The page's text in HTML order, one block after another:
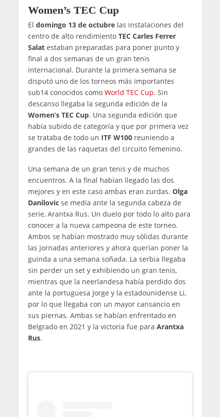
Women’s TEC Cup
El domingo 13 de octubrelas instalaciones del
centro de alto rendimiento TEC Carles Ferrer
Salatestaban preparadas para poner punto y
final a dos semanas de un gran tenis
internacional. Durante la primera semana se
disputó uno de los torneos más importantes
sub14 conocidos como World TEC Cup. Sin
descanso llegaba la segunda edición de la
Women’s TEC Cup. Una segunda edición que
había subido de categoría y que por primera vez
se trataba de todo un ITF W100reuniendo a
grandes de las raquetas del circuito femenino.
Una semana de un gran tenis y de muchos
encuentros. A la final habían llegado las dos
mejores y en este caso ambas eran zurdas. Olga
Danilovicse medía ante la segunda cabeza de
serie, Arantxa Rus. Un duelo por todo lo alto para
conocer a la nueva campeona de este torneo.
Ambos se habían mostrado muy sólidas durante
las jornadas anteriores y ahora querían poner la
guinda a una semana soñada. La serbia llegaba
sin perder un set y exhibiendo un gran tenis,
mientras que la neerlandesa había perdido dos
ante la portuguesa Jorge y la estadounidense Li,
por lo que llegaba con un mayor cansancio en
sus piernas. Ambas se habían enfrentado en
Belgrado en 2021 y la victoria fue para Arantxa
Rus.